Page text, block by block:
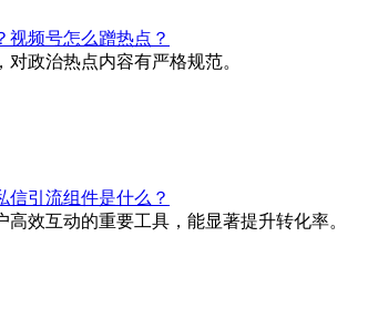
视频号怎么蹭热点？
政治热点内容有严格规范。
信引流组件是什么？
效互动的重要工具，能显著提升转化率。